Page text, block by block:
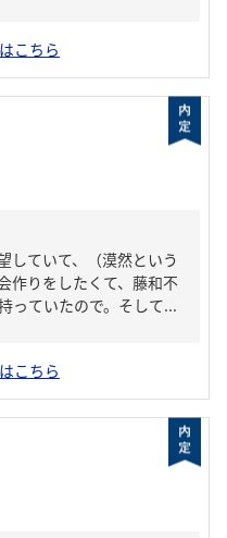
こちら
していて、（漠然という
作りをしたくて、藤和不
っていたので。そして...
こちら